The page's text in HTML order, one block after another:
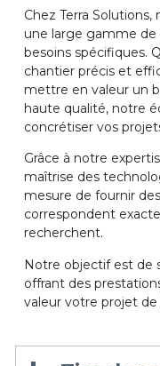
Chez Terra
une large gamme
besoins spécifiques.
chantier précis et
mettre en valeur un
haute qualité, notre
concrétiser vos
Grâce à notre
maîtrise des
mesure de fournir
correspondent
recherchent.
Notre objectif est de
offrant des
valeur votre projet de